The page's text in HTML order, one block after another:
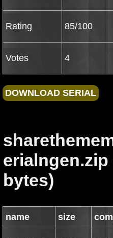
Rating 85/100
Votes 4
erialngen.zip
bytes)
name size